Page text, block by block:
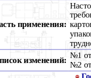
применения:
изменений:
№1 от
№2 от